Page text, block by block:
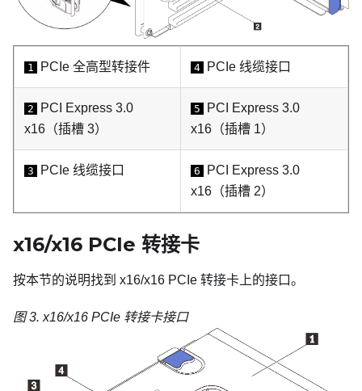
1 PCIe 全高型转接件 4 PCIe 线缆接口
2
PCI Express 3.0
x16 （插槽 3）
5
PCI Express 3.0
x16 （插槽 1）
3 PCIe 线缆接口 6
PCI Express 3.0
x16 （插槽 2）
x16/x16 PCIe 转接卡
按本节的说明找到 x16/x16 PCIe 转接卡上的接口。
图 3. x16/x16 PCIe 转接卡接口